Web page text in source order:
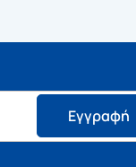
Εγγραφή